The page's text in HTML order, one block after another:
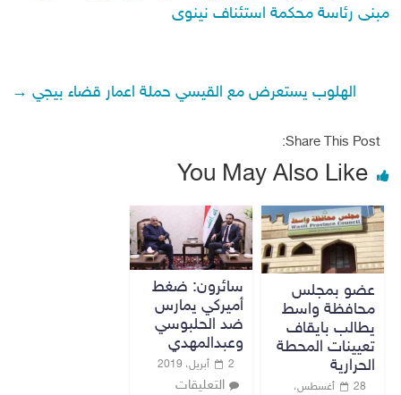
مبنى رئاسة محكمة استئناف نينوى
الهلوب يستعرض مع القيسي حملة اعمار قضاء بيجي →
Share This Post:
You May Also Like
عضو بمجلس
محافظة واسط
يطالب بايقاف
تعيينات المحطة
الحرارية
28 أغسطس،
سائرون: ضغط
أميركي يمارس
ضد الحلبوسي
وعبدالمهدي
2 أبريل، 2019
التعليقات